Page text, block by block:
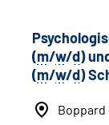
(m/w/d)
(m/w/d)
Boppard